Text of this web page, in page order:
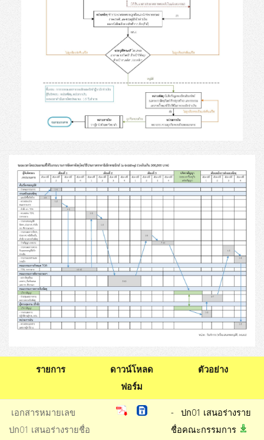
รายการ
ดาวน์โหลด
ฟอร์ม
ตัวอย่าง
เอกสารหมายเลข
ปก01 เสนอร่างรายชื่อ
- ปก01 เสนอร่างราย
ชื่อคณะกรรมการ